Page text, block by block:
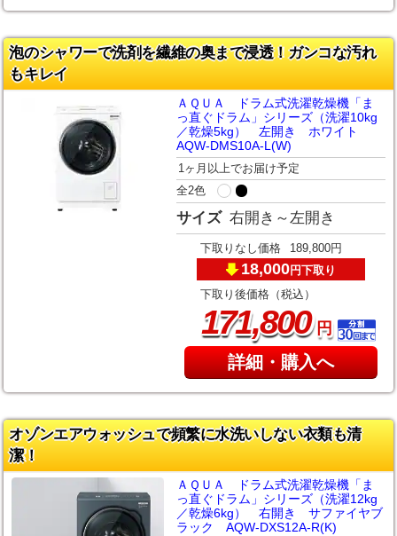
泡のシャワーで洗剤を繊維の奥まで浸透！ガンコな汚れ
もキレイ
ＡＱＵＡ ドラム式洗濯乾燥機「ま
っ直ぐドラム」シリーズ（洗濯10kg
／乾燥5kg） 左開き ホワイト
AQW-DMS10A-L(W)
1ヶ月以上でお届け予定
全2色
サイズ 右開き～左開き
下取りなし価格 189,800円
18,000円下取り
下取り後価格（税込）
171,800円
詳細・購入へ
オゾンエアウォッシュで頻繁に水洗いしない衣類も清
潔！
ＡＱＵＡ ドラム式洗濯乾燥機「ま
っ直ぐドラム」シリーズ（洗濯12kg
／乾燥6kg） 右開き サファイヤブ
ラック AQW-DXS12A-R(K)